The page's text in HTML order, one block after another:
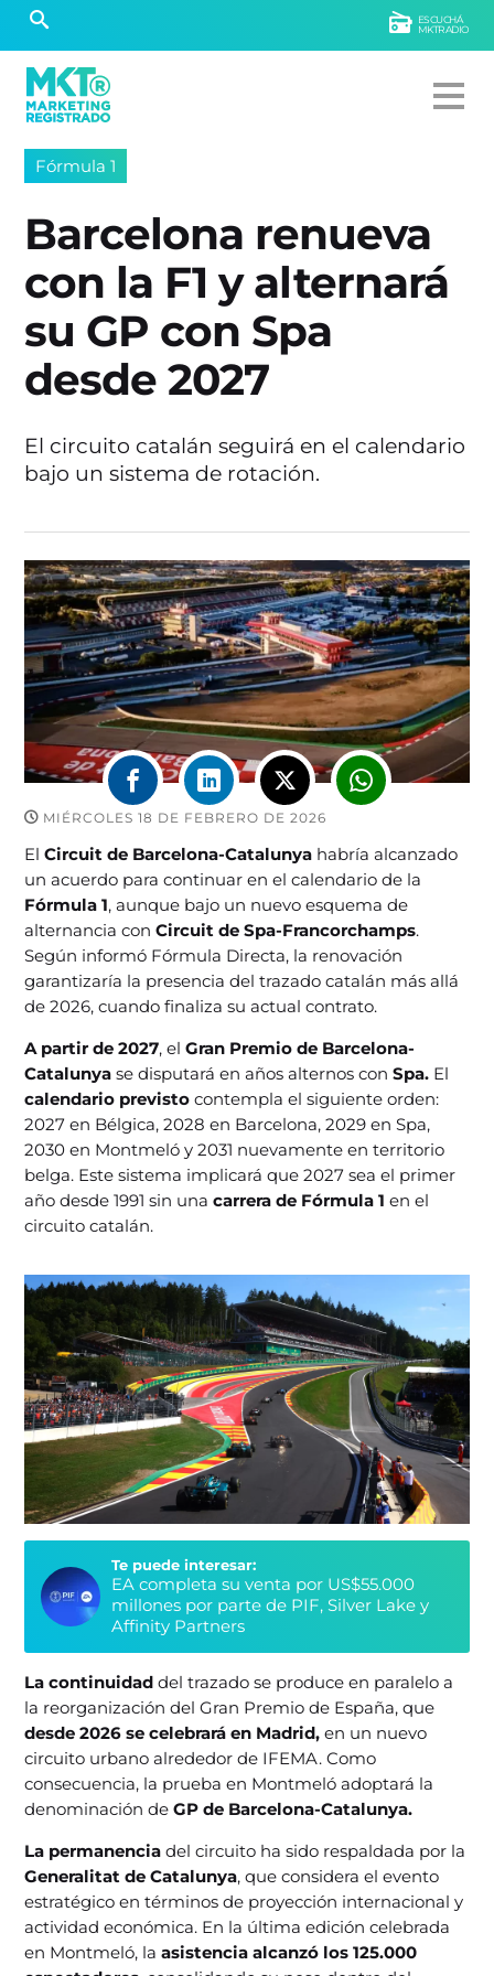
ESCUCHÁ
MKTRADIO
Fórmula 1
Barcelona renueva
con la F1 y alternará
su GP con Spa
desde 2027
El circuito catalán seguirá en el calendario
bajo un sistema de rotación.
MIÉRCOLES 18 DE FEBRERO DE 2026
ElCircuit de Barcelona-Catalunya habría alcanzado
un acuerdo para continuar en el calendario de la
Fórmula 1, aunque bajo un nuevo esquema de
alternancia conCircuit de Spa-Francorchamps.
Según informó Fórmula Directa, la renovación
garantizaría la presencia del trazado catalán más allá
de 2026, cuando finaliza su actual contrato.
A partir de 2027, elGran Premio de Barcelona-
Catalunyase disputará en años alternos conSpa. El
calendario previsto contempla el siguiente orden:
2027 en Bélgica, 2028 en Barcelona, 2029 en Spa,
2030 en Montmeló y 2031 nuevamente en territorio
belga. Este sistema implicará que 2027 sea el primer
año desde 1991 sin una carrera de Fórmula 1 en el
circuito catalán.
Te puede interesar:
EA completa su venta por US$55.000
millones por parte de PIF, Silver Lake y
Affinity Partners
La continuidad del trazado se produce en paralelo a
la reorganización del Gran Premio de España, que
desde 2026 se celebrará en Madrid,en un nuevo
circuito urbano alrededor de IFEMA. Como
consecuencia, la prueba en Montmeló adoptará la
denominación deGP de Barcelona-Catalunya.
La permanencia del circuito ha sido respaldada por la
Generalitat de Catalunya, que considera el evento
estratégico en términos de proyección internacional y
actividad económica. En la última edición celebrada
en Montmeló, laasistencia alcanzó los 125.000